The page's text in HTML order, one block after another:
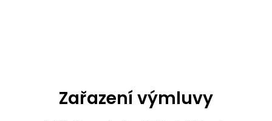
Zařazení výmluvy